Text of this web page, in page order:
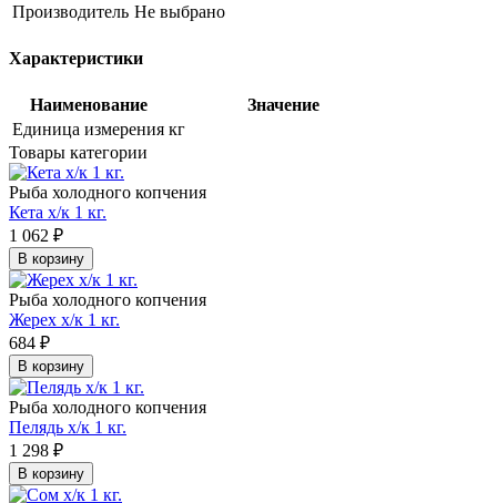
Производитель Не выбрано
Характеристики
Наименование
Значение
Единица измерения кг
Товары категории
Рыба холодного копчения
Кета х/к 1 кг.
1 062 ₽
В корзину
Рыба холодного копчения
Жерех х/к 1 кг.
684 ₽
В корзину
Рыба холодного копчения
Пелядь х/к 1 кг.
1 298 ₽
В корзину